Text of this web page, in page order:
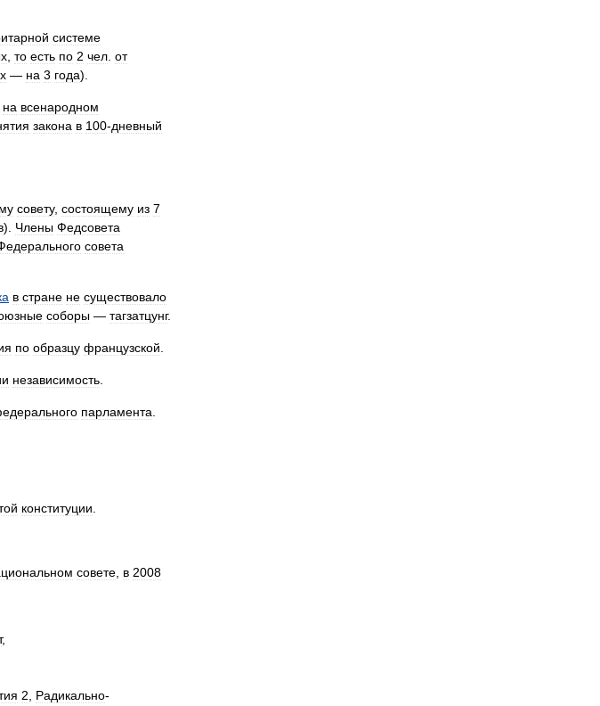
системе
то есть по 2 чел от
— на 3 года).
на всенародном
закона в 100-дневный
совету, состоящему из 7
). Члены Федсовета
совета
в стране не существовало
соборы — тагзатцунг.
по образцу французской
независимость
парламента
конституции
совете в 2008
,
2 Радикально-